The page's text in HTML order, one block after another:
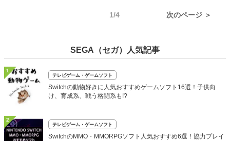
1/4 次のページ ＞
SEGA（セガ）人気記事
1
テレビゲーム・ゲームソフト
Switchの動物好きに人気おすすめゲームソフト16選！子供向
け、育成系、戦う格闘系も!?
2
テレビゲーム・ゲームソフト
SwitchのMMO・MMORPGソフト人気おすすめ6選！協力プレイ